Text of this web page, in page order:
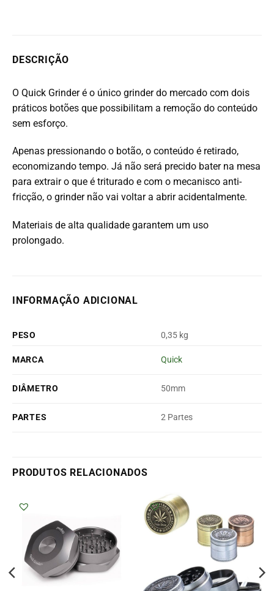
DESCRIÇÃO
O Quick Grinder é o único grinder do mercado com dois
práticos botões que possibilitam a remoção do conteúdo
sem esforço.
Apenas pressionando o botão, o conteúdo é retirado,
economizando tempo. Já não será precido bater na mesa
para extrair o que é triturado e com o mecanisco anti-
fricção, o grinder não vai voltar a abrir acidentalmente.
Materiais de alta qualidade garantem um uso
prolongado.
INFORMAÇÃO ADICIONAL
PESO 0,35 kg
MARCA Quick
DIÂMETRO 50mm
PARTES 2 Partes
PRODUTOS RELACIONADOS